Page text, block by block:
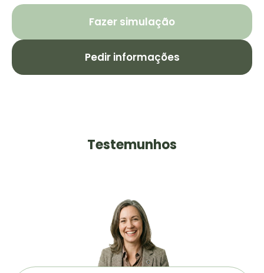
Fazer simulação
Pedir informações
Testemunhos